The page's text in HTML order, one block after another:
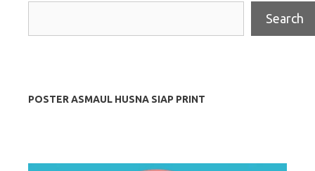
Search
POSTER ASMAUL HUSNA SIAP PRINT